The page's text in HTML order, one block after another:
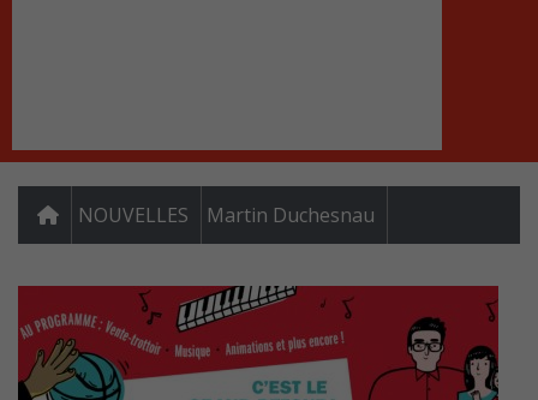
NOUVELLES Martin Duchesnau